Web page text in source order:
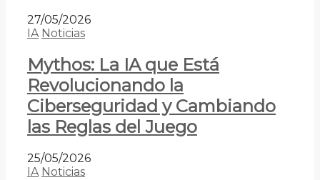
27/05/2026
IA Noticias
Mythos: La IA que Está
Revolucionando la
Ciberseguridad y Cambiando
las Reglas del Juego
25/05/2026
IA Noticias